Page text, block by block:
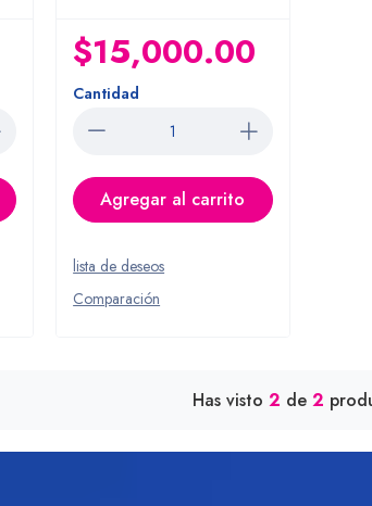
$15,000.00
Cantidad
Agregar al carrito
lista de deseos
Comparación
Has visto 2 de 2